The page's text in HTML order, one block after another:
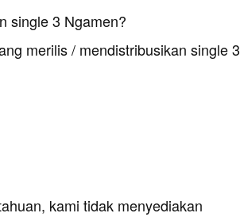
single 3 Ngamen?
merilis / mendistribusikan single 3
kami tidak menyediakan